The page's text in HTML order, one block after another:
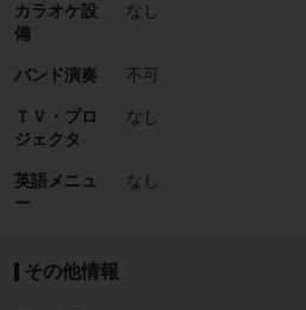
カラオケ設
備
なし
バンド演奏 不可
ＴＶ・プロ
ジェクタ
なし
英語メニュ
ー
なし
その他情報